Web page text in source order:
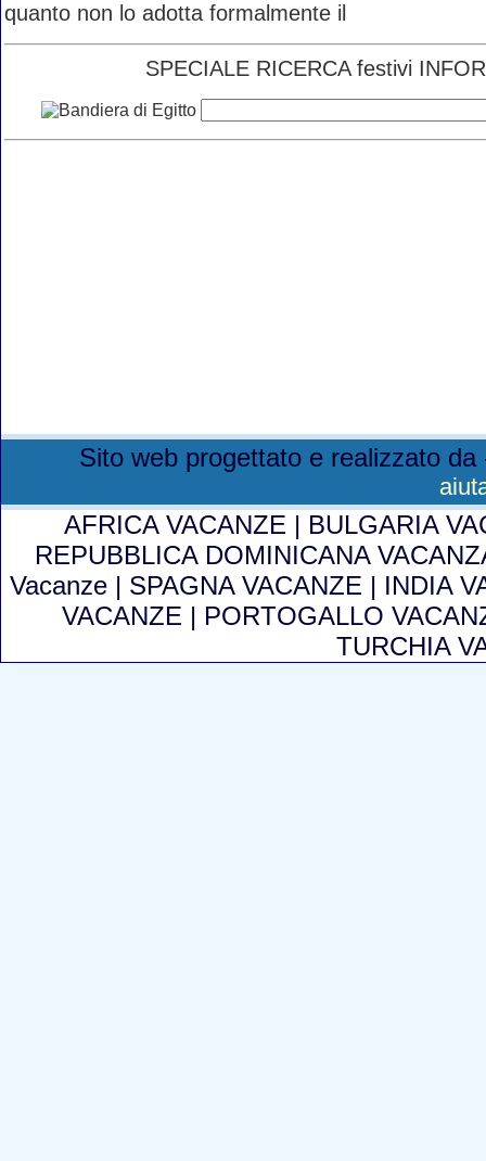
quanto non lo adotta formalmente il
SPECIALE RICERCA festivi
Sito web progettato e realizzato
AFRICA VACANZE | BULGARIA
REPUBBLICA DOMINICANA
Vacanze | SPAGNA VACANZE | INDIA
VACANZE | PORTOGALLO
TURCHIA